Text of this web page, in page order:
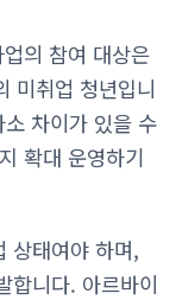
의 참여 대상은
미취업 청년입니
차이가 있을 수
확대 운영하기
상태여야 하며,
합니다. 아르바이